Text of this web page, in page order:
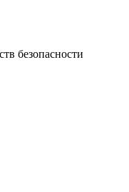
безопасности